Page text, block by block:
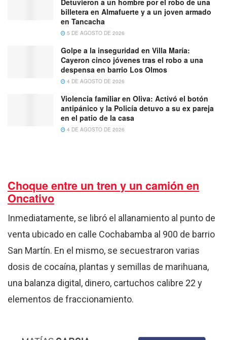
billetera en Almafuerte y a un joven armado
en Tancacha
5 DE AGOSTO DE 2026
Golpe a la inseguridad en Villa María:
Cayeron cinco jóvenes tras el robo a una
despensa en barrio Los Olmos
4 DE AGOSTO DE 2026
Violencia familiar en Oliva: Activó el botón
antipánico y la Policía detuvo a su ex pareja
en el patio de la casa
4 DE AGOSTO DE 2026
Choque entre un tren y un camión en
Oncativo
Inmediatamente, se libró el allanamiento al punto de
venta ubicado en calle Cochabamba al 900 de barrio
San Martín. En el mismo, se secuestraron varias
dosis de cocaína, plantas y semillas de marihuana,
una balanza digital, dinero, cartuchos calibre 22 y
elementos de fraccionamiento.